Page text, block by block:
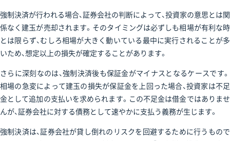
強制決済が行われる場合、証券会社の判断によって、投資家の意思とは関
係なく建玉が売却されます。そのタイミングは必ずしも相場が有利な時
とは限らず、むしろ相場が大きく動いている最中に実行されることが多
いため、想定以上の損失が確定することがあります。
さらに深刻なのは、強制決済後も保証金がマイナスとなるケースです。
相場の急変によって建玉の損失が保証金を上回った場合、投資家は不足
金として追加の支払いを求められます。この不足金は借金ではありませ
んが、証券会社に対する債務として速やかに支払う義務が生じます。
強制決済は、証券会社が貸し倒れのリスクを回避するために行うもので